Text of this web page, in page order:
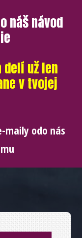
náš návod
delí už len
v tvojej
maily odo nás